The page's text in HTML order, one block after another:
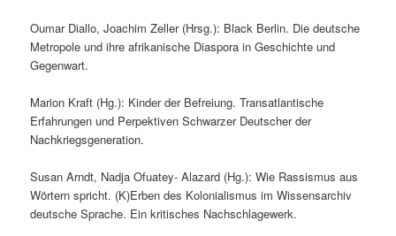
Oumar Diallo, Joachim Zeller (Hrsg.): Black Berlin. Die deutsche
Metropole und ihre afrikanische Diaspora in Geschichte und
Gegenwart.
Marion Kraft (Hg.): Kinder der Befreiung. Transatlantische
Erfahrungen und Perpektiven Schwarzer Deutscher der
Nachkriegsgeneration.
Susan Arndt, Nadja Ofuatey- Alazard (Hg.): Wie Rassismus aus
Wörtern spricht. (K)Erben des Kolonialismus im Wissensarchiv
deutsche Sprache. Ein kritisches Nachschlagewerk.